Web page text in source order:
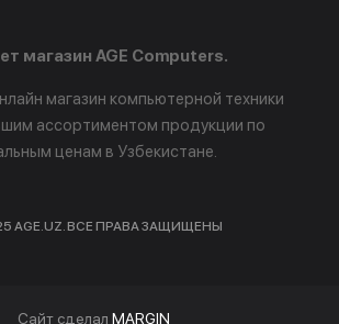
магазин AGE Computers.
магазин компьютерной техники
ассортиментом продукции по
ценам в Узбекистане.
AGE.UZ. ВСЕ ПРАВА ЗАЩИЩЕНЫ
Cайт сделал MARGIN